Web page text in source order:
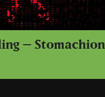
– Stomachion